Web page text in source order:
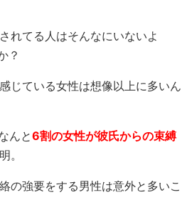
れてる人はそんなにいないよ
？
じている女性は想像以上に多いん
んと6割の女性が彼氏からの束縛
。
の強要をする男性は意外と多いこ